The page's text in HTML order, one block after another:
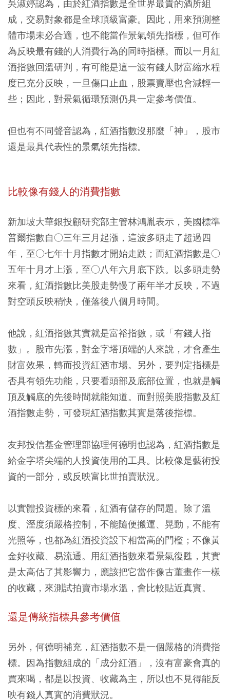
吳淑婷認為，由於紅酒指數是全世界最貴的酒所組
成，交易對象都是全球頂級富豪。因此，用來預測整
體市場未必合適，也不能當作景氣領先指標，但可作
為反映最有錢的人消費行為的同時指標。而以一月紅
酒指數回溫研判，有可能是這一波有錢人財富縮水程
度已充分反映，一旦傷口止血，股票賣壓也會減輕一
些；因此，對景氣循環預測仍具一定參考價值。
但也有不同聲音認為，紅酒指數沒那麼「神」，股市
還是最具代表性的景氣領先指標。
比較像有錢人的消費指數
新加坡大華銀投顧研究部主管林鴻胤表示，美國標準
普爾指數自○三年三月起漲，這波多頭走了超過四
年，至○七年十月指數才開始走跌；而紅酒指數是○
五年十月才上漲，至○八年六月底下跌。以多頭走勢
來看，紅酒指數比美股走勢慢了兩年半才反映，不過
對空頭反映稍快，僅落後八個月時間。
他說，紅酒指數其實就是富裕指數，或「有錢人指
數」。股市先漲，對金字塔頂端的人來說，才會產生
財富效果，轉而投資紅酒市場。另外，要判定指標是
否具有領先功能，只要看頭部及底部位置，也就是觸
頂及觸底的先後時間就能知道。而對照美股指數及紅
酒指數走勢，可發現紅酒指數其實是落後指標。
友邦投信基金管理部協理何德明也認為，紅酒指數是
給金字塔尖端的人投資使用的工具。比較像是藝術投
資的一部分，或反映富比世拍賣狀況。
以實體投資標的來看，紅酒有儲存的問題。除了溫
度、溼度須嚴格控制，不能隨便搬運、晃動，不能有
光照等，也都為紅酒投資設下相當高的門檻；不像黃
金好收藏、易流通。用紅酒指數來看景氣復甦，其實
是太高估了其影響力，應該把它當作像古董畫作一樣
的收藏，來測試拍賣市場水溫，會比較貼近真實。
還是傳統指標具參考價值
另外，何德明補充，紅酒指數不是一個嚴格的消費指
標。因為指數組成的「成分紅酒」，沒有富豪會真的
買來喝，都是以投資、收藏為主，所以也不見得能反
映有錢人真實的消費狀況。